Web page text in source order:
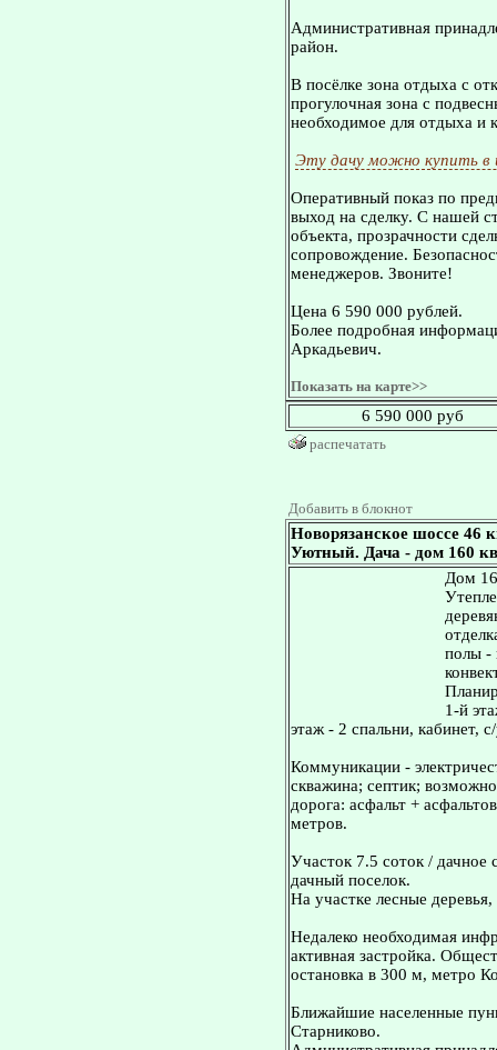
Административная
район.
В посёлке зона отдыха с
прогулочная зона с
необходимое для отдыха и
Эту дачу можно купить в
Оперативный показ по
выход на сделку. С нашей
объекта, прозрачности
сопровождение.
менеджеров. Звоните!
Цена 6 590 000 рублей.
Более подробная
Аркадьевич.
Показать на карте>>
6 590 000 руб
распечатать
Добавить в блокнот
Новорязанское шоссе
Уютный. Дача - дом 160
Дом
полы -
1-й
этаж - 2 спальни, кабинет,
Коммуникации -
скважина; септик;
дорога: асфальт +
метров.
Участок 7.5 соток / дачное
дачный поселок.
На участке лесные
Недалеко необходимая
активная застройка.
остановка в 300 м, метро
Ближайшие населенные
Старниково.